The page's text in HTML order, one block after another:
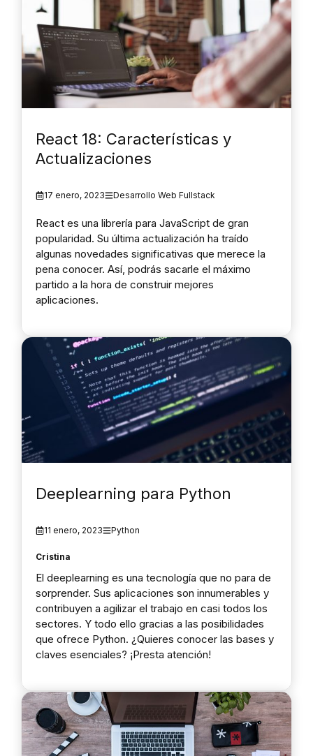
React 18: Características y
Actualizaciones
17 enero, 2023 Desarrollo Web Fullstack
React es una librería para JavaScript de gran
popularidad. Su última actualización ha traído
algunas novedades significativas que merece la
pena conocer. Así, podrás sacarle el máximo
partido a la hora de construir mejores
aplicaciones.
Deeplearning para Python
11 enero, 2023 Python
Cristina
El deeplearning es una tecnología que no para de
sorprender. Sus aplicaciones son innumerables y
contribuyen a agilizar el trabajo en casi todos los
sectores. Y todo ello gracias a las posibilidades
que ofrece Python. ¿Quieres conocer las bases y
claves esenciales? ¡Presta atención!